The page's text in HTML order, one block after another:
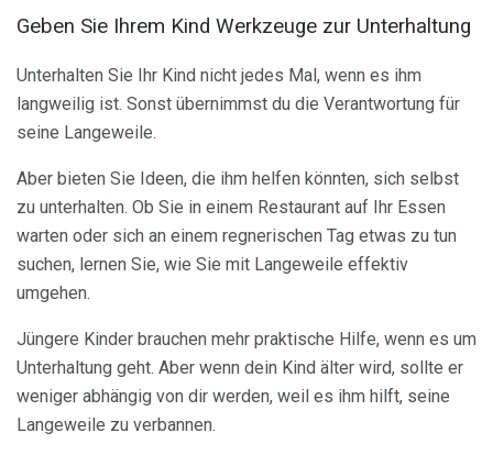
Geben Sie Ihrem Kind Werkzeuge zur Unterhaltung
Unterhalten Sie Ihr Kind nicht jedes Mal, wenn es ihm
langweilig ist. Sonst übernimmst du die Verantwortung für
seine Langeweile.
Aber bieten Sie Ideen, die ihm helfen könnten, sich selbst
zu unterhalten. Ob Sie in einem Restaurant auf Ihr Essen
warten oder sich an einem regnerischen Tag etwas zu tun
suchen, lernen Sie, wie Sie mit Langeweile effektiv
umgehen.
Jüngere Kinder brauchen mehr praktische Hilfe, wenn es um
Unterhaltung geht. Aber wenn dein Kind älter wird, sollte er
weniger abhängig von dir werden, weil es ihm hilft, seine
Langeweile zu verbannen.